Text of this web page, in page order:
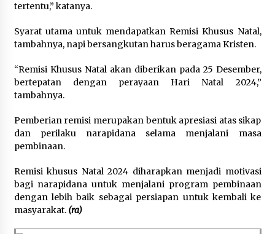
tertentu,” katanya.
Syarat utama untuk mendapatkan Remisi Khusus Natal,
tambahnya, napi bersangkutan harus beragama Kristen.
“Remisi Khusus Natal akan diberikan pada 25 Desember,
bertepatan dengan perayaan Hari Natal 2024,”
tambahnya.
Pemberian remisi merupakan bentuk apresiasi atas sikap
dan perilaku narapidana selama menjalani masa
pembinaan.
Remisi khusus Natal 2024 diharapkan menjadi motivasi
bagi narapidana untuk menjalani program pembinaan
dengan lebih baik sebagai persiapan untuk kembali ke
masyarakat. (ra)